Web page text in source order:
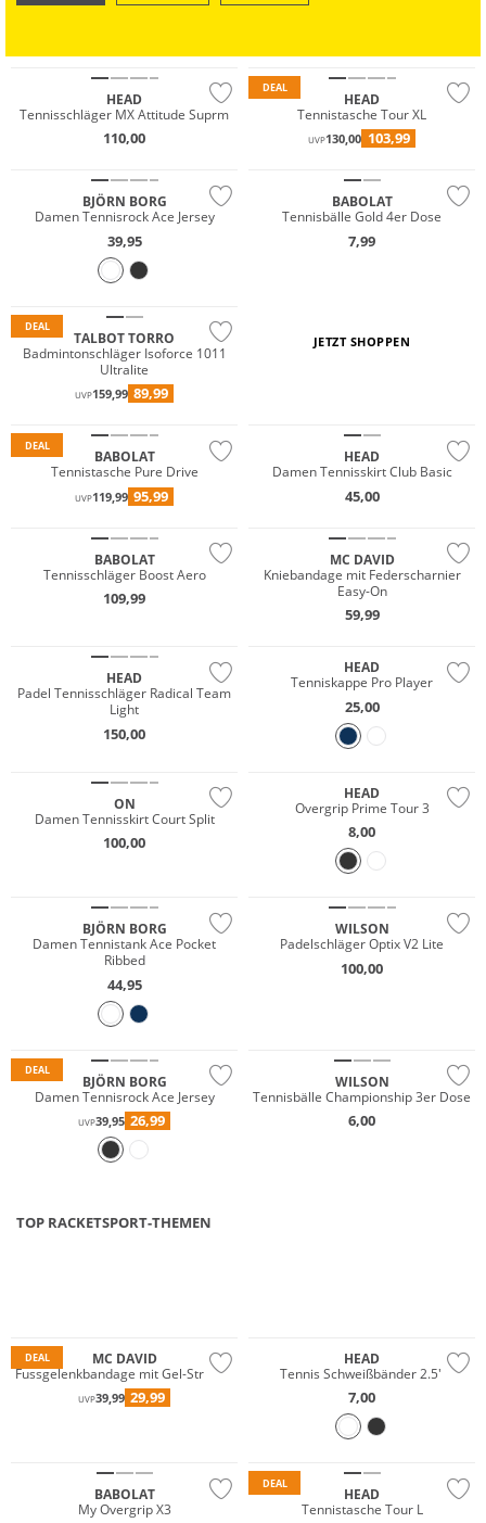
HEAD
Tennisschläger MX Attitude Suprm
110,00
DEAL
HEAD
Tennistasche Tour XL
UVP130,00 103,99
BJÖRN BORG
Damen Tennisrock Ace Jersey
39,95
BABOLAT
Tennisbälle Gold 4er Dose
7,99
DEAL
TALBOT TORRO
Badmintonschläger Isoforce 1011
Ultralite
UVP159,99 89,99
JETZT SHOPPEN
DEAL
BABOLAT
Tennistasche Pure Drive
UVP119,99 95,99
HEAD
Damen Tennisskirt Club Basic
45,00
BABOLAT
Tennisschläger Boost Aero
109,99
MC DAVID
Kniebandage mit Federscharnier
Easy-On
59,99
HEAD
Padel Tennisschläger Radical Team
Light
150,00
HEAD
Tenniskappe Pro Player
25,00
ON
Damen Tennisskirt Court Split
100,00
HEAD
Overgrip Prime Tour 3
8,00
BJÖRN BORG
Damen Tennistank Ace Pocket
Ribbed
44,95
WILSON
Padelschläger Optix V2 Lite
100,00
DEAL
BJÖRN BORG
Damen Tennisrock Ace Jersey
UVP39,95 26,99
WILSON
Tennisbälle Championship 3er Dose
6,00
TOP RACKETSPORT-THEMEN
DEAL
MC DAVID
Fussgelenkbandage mit Gel-Streben
UVP39,99 29,99
HEAD
Tennis Schweißbänder 2.5"
7,00
BABOLAT
My Overgrip X3
DEAL
HEAD
Tennistasche Tour L